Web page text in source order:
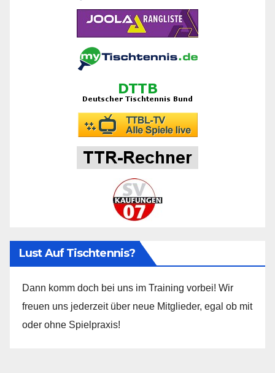
Lust Auf Tischtennis?
Dann komm doch bei uns im Training vorbei! Wir
freuen uns jederzeit über neue Mitglieder, egal ob mit
oder ohne Spielpraxis!